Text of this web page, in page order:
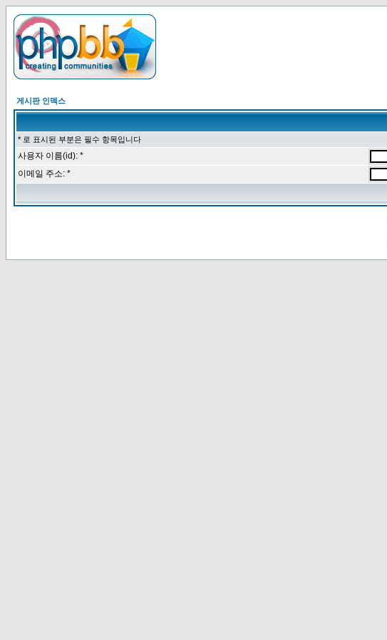
게시판 인덱스
* 로 표시된 부분은 필수 항목입니다
사용자 이름(id): *
이메일 주소: *